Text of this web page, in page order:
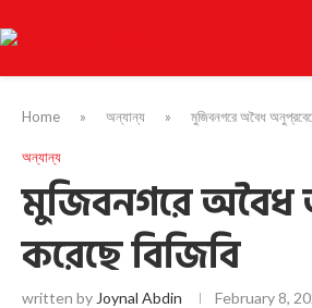
Home » অন্যান্য » মুজিবনগরে অবৈধ
অন্যান্য
মুজিবনগরে অবৈধ
করেছে বিজিবি
written by Joynal Abdin February 8,